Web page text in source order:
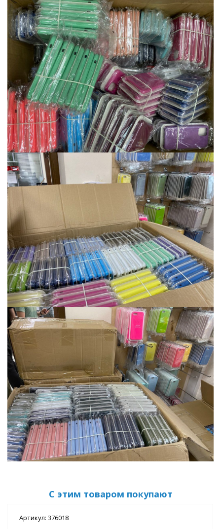
С этим товаром покупают
Артикул: 376018